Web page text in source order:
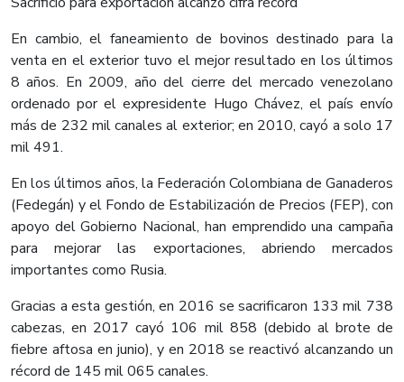
En cambio, el faneamiento de bovinos destinado para la
venta en el exterior tuvo el mejor resultado en los últimos
8 años. En 2009, año del cierre del mercado venezolano
ordenado por el expresidente Hugo Chávez, el país envío
más de 232 mil canales al exterior; en 2010, cayó a solo 17
mil 491.
En los últimos años, la Federación Colombiana de Ganaderos
(Fedegán) y el Fondo de Estabilización de Precios (FEP), con
apoyo del Gobierno Nacional, han emprendido una campaña
para mejorar las exportaciones, abriendo mercados
importantes como Rusia.
Gracias a esta gestión, en 2016 se sacrificaron 133 mil 738
cabezas, en 2017 cayó 106 mil 858 (debido al brote de
fiebre aftosa en junio), y en 2018 se reactivó alcanzando un
récord de 145 mil 065 canales.